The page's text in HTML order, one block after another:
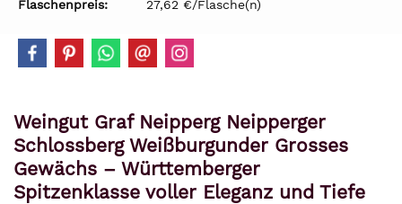
Flaschenpreis:
27,62 €/Flasche(n)
Weingut Graf Neipperg Neipperger
Schlossberg Weißburgunder Grosses
Gewächs – Württemberger
Spitzenklasse voller Eleganz und Tiefe